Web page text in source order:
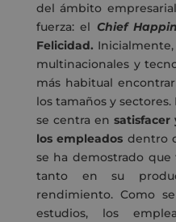
del ámbito
fuerza: el Chief
Felicidad.
multinacionales y
más habitual
los tamaños y sectores.
se centra en satisfacer
los empleados dentro
se ha demostrado
tanto en su
rendimiento.Como se
estudios, los